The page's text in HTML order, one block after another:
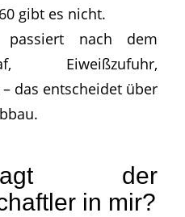
gibt es nicht.
nach dem
Eiweißzufuhr,
das entscheidet über
der
in mir?